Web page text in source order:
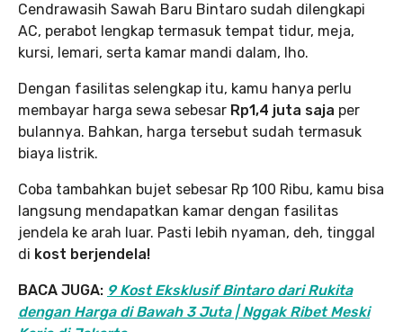
Cendrawasih Sawah Baru Bintaro sudah dilengkapi
AC, perabot lengkap termasuk tempat tidur, meja,
kursi, lemari, serta kamar mandi dalam, lho.
Dengan fasilitas selengkap itu, kamu hanya perlu
membayar harga sewa sebesar Rp1,4 juta saja per
bulannya. Bahkan, harga tersebut sudah termasuk
biaya listrik.
Coba tambahkan bujet sebesar Rp 100 Ribu, kamu bisa
langsung mendapatkan kamar dengan fasilitas
jendela ke arah luar. Pasti lebih nyaman, deh, tinggal
di kost berjendela!
BACA JUGA: 9 Kost Eksklusif Bintaro dari Rukita
dengan Harga di Bawah 3 Juta | Nggak Ribet Meski